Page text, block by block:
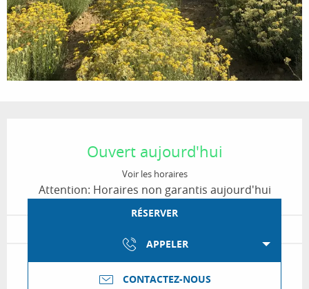
Ouvert aujourd'hui
Voir les horaires
Attention: Horaires non garantis aujourd'hui
RÉSERVER
APPELER
CONTACTEZ-NOUS